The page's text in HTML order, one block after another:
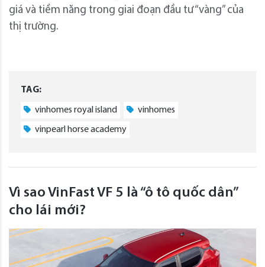
giá và tiềm năng trong giai đoạn đầu tư “vàng” của
thị trường.
TAG:
vinhomes royal island vinhomes
vinpearl horse academy
Vì sao VinFast VF 5 là “ô tô quốc dân”
cho lái mới?